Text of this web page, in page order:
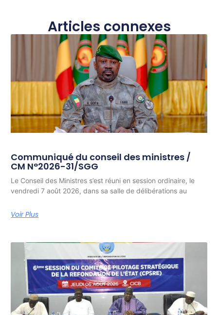
Articles connexes
Communiqué du conseil des ministres /
CM N°2026-31/SGG
Le Conseil des Ministres s’est réuni en session ordinaire, le
vendredi 7 août 2026, dans sa salle de délibérations au
Voir Plus